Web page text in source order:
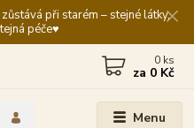
při starém – stejné látky,
péče♥️
Menu
0 ks
za 0 Kč